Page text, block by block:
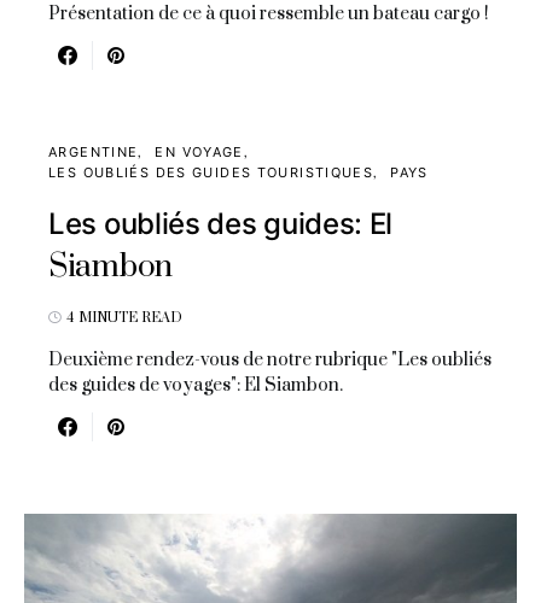
Présentation de ce à quoi ressemble un bateau cargo !
ARGENTINE
EN VOYAGE
LES OUBLIÉS DES GUIDES TOURISTIQUES
PAYS
Les oubliés des guides: El
Siambon
4 MINUTE READ
Deuxième rendez-vous de notre rubrique "Les oubliés
des guides de voyages": El Siambon.